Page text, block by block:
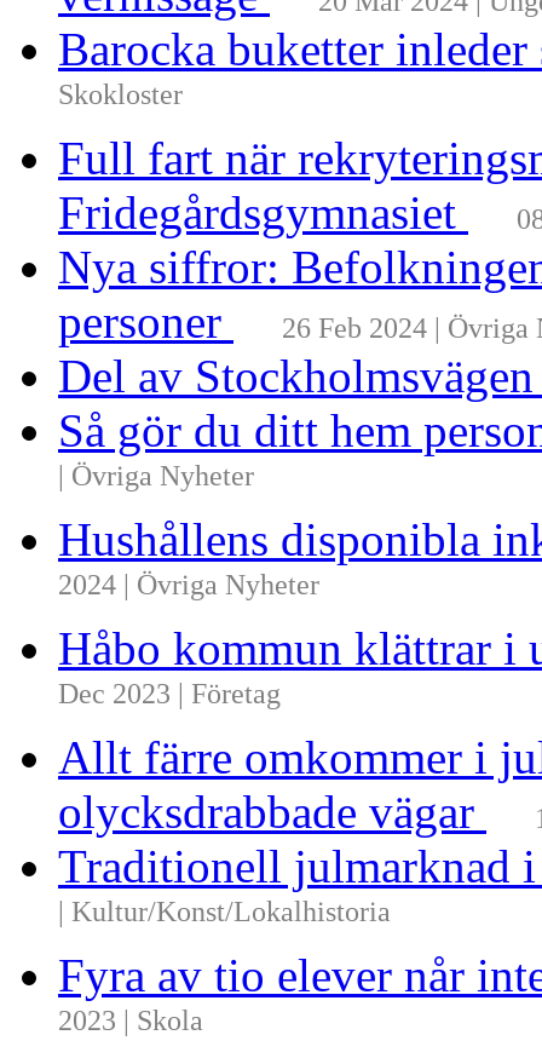
Barocka buketter
Skokloster
Full fart när
Fridegårdsgymnasiet
Nya siffror:
personer
26 Feb 2024 | Övriga
Del av
Så gör du ditt hem
| Övriga Nyheter
Hushållens disponibla
2024 | Övriga Nyheter
Håbo kommun klättrar i
Dec 2023 | Företag
Allt färre omkommer i
olycksdrabbade vägar
Traditionell julmarknad
| Kultur/Konst/Lokalhistoria
Fyra av tio elever når
2023 | Skola